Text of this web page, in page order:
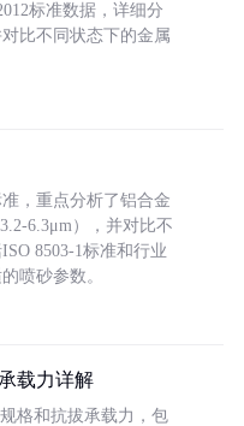
标准数据，详细分
比不同状态下的金属
，重点分析了铝合金
6.3μm），并对比不
8503-1标准和行业
喷砂参数。
载力详解
格和抗拔承载力，包